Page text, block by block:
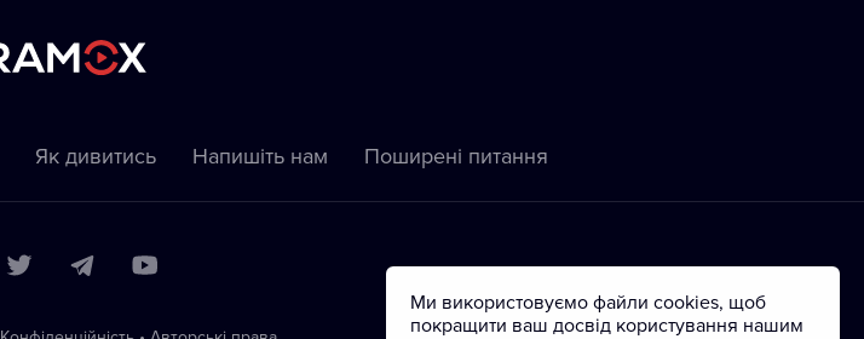
Як дивитись Напишіть нам Пoширені питання
Ми використовуємо файли cookies, щоб
покращити ваш досвід користування нашим